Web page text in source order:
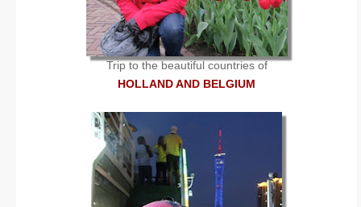
Trip to the beautiful countries of
HOLLAND AND BELGIUM